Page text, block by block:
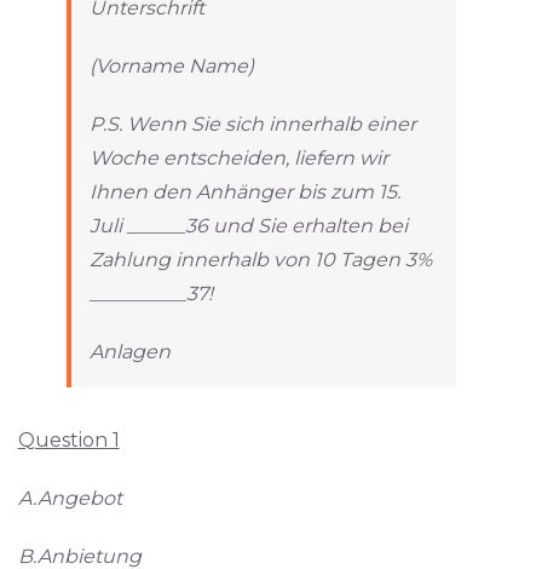
Unterschrift
(Vorname Name)
P.S. Wenn Sie sich innerhalb einer
Woche entscheiden, liefern wir
Ihnen den Anhänger bis zum 15.
Juli ______36 und Sie erhalten bei
Zahlung innerhalb von 10 Tagen 3%
__________37!
Anlagen
Question 1
A.Angebot
B.Anbietung